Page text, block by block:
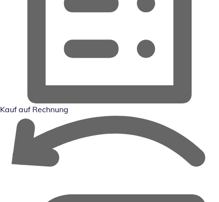
Kauf auf Rechnung